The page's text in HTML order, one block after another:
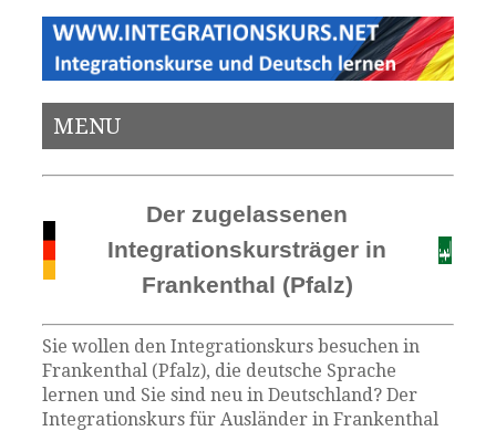
MENU
Der zugelassenen
Integrationskursträger in
Frankenthal (Pfalz)
Sie wollen den Integrationskurs besuchen in
Frankenthal (Pfalz), die deutsche Sprache
lernen und Sie sind neu in Deutschland? Der
Integrationskurs für Ausländer in Frankenthal